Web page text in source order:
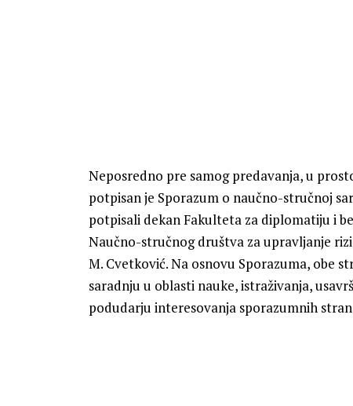
Neposredno pre samog predavanja, u
potpisan je Sporazum o naučno-stručnoj
potpisali dekan Fakulteta za diplomatiju i
Naučno-stručnog društva za upravljanje
M. Cvetković. Na osnovu Sporazuma, obe
saradnju u oblasti nauke, istraživanja,
podudarju interesovanja sporazumnih